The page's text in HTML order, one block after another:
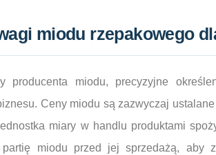
miodu rzepakowego
producenta miodu, precyzyjne
Ceny miodu są zazwyczaj
miary w handlu produktami
miodu przed jej sprzedażą, aby